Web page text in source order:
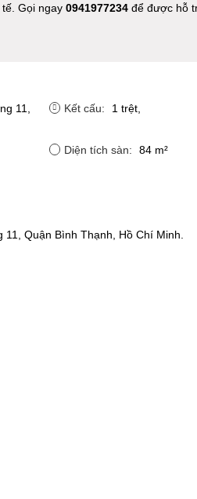
Gọi ngay 0941977234 để được hỗ
11,
Kết cấu: 1 trệt,
Diện tích sàn: 84 m²
Quận Bình Thạnh, Hồ Chí Minh.